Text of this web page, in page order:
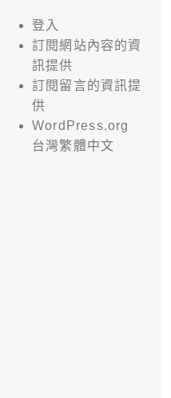
登入
訂閱網站內容的資
訊提供
訂閱留言的資訊提
供
WordPress.org
台灣繁體中文